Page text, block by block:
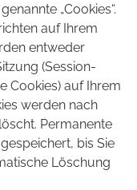
„Cookies“.
auf Ihrem
entweder
(Session-
Cookies) auf Ihrem
werden nach
Permanente
bis Sie
Löschung